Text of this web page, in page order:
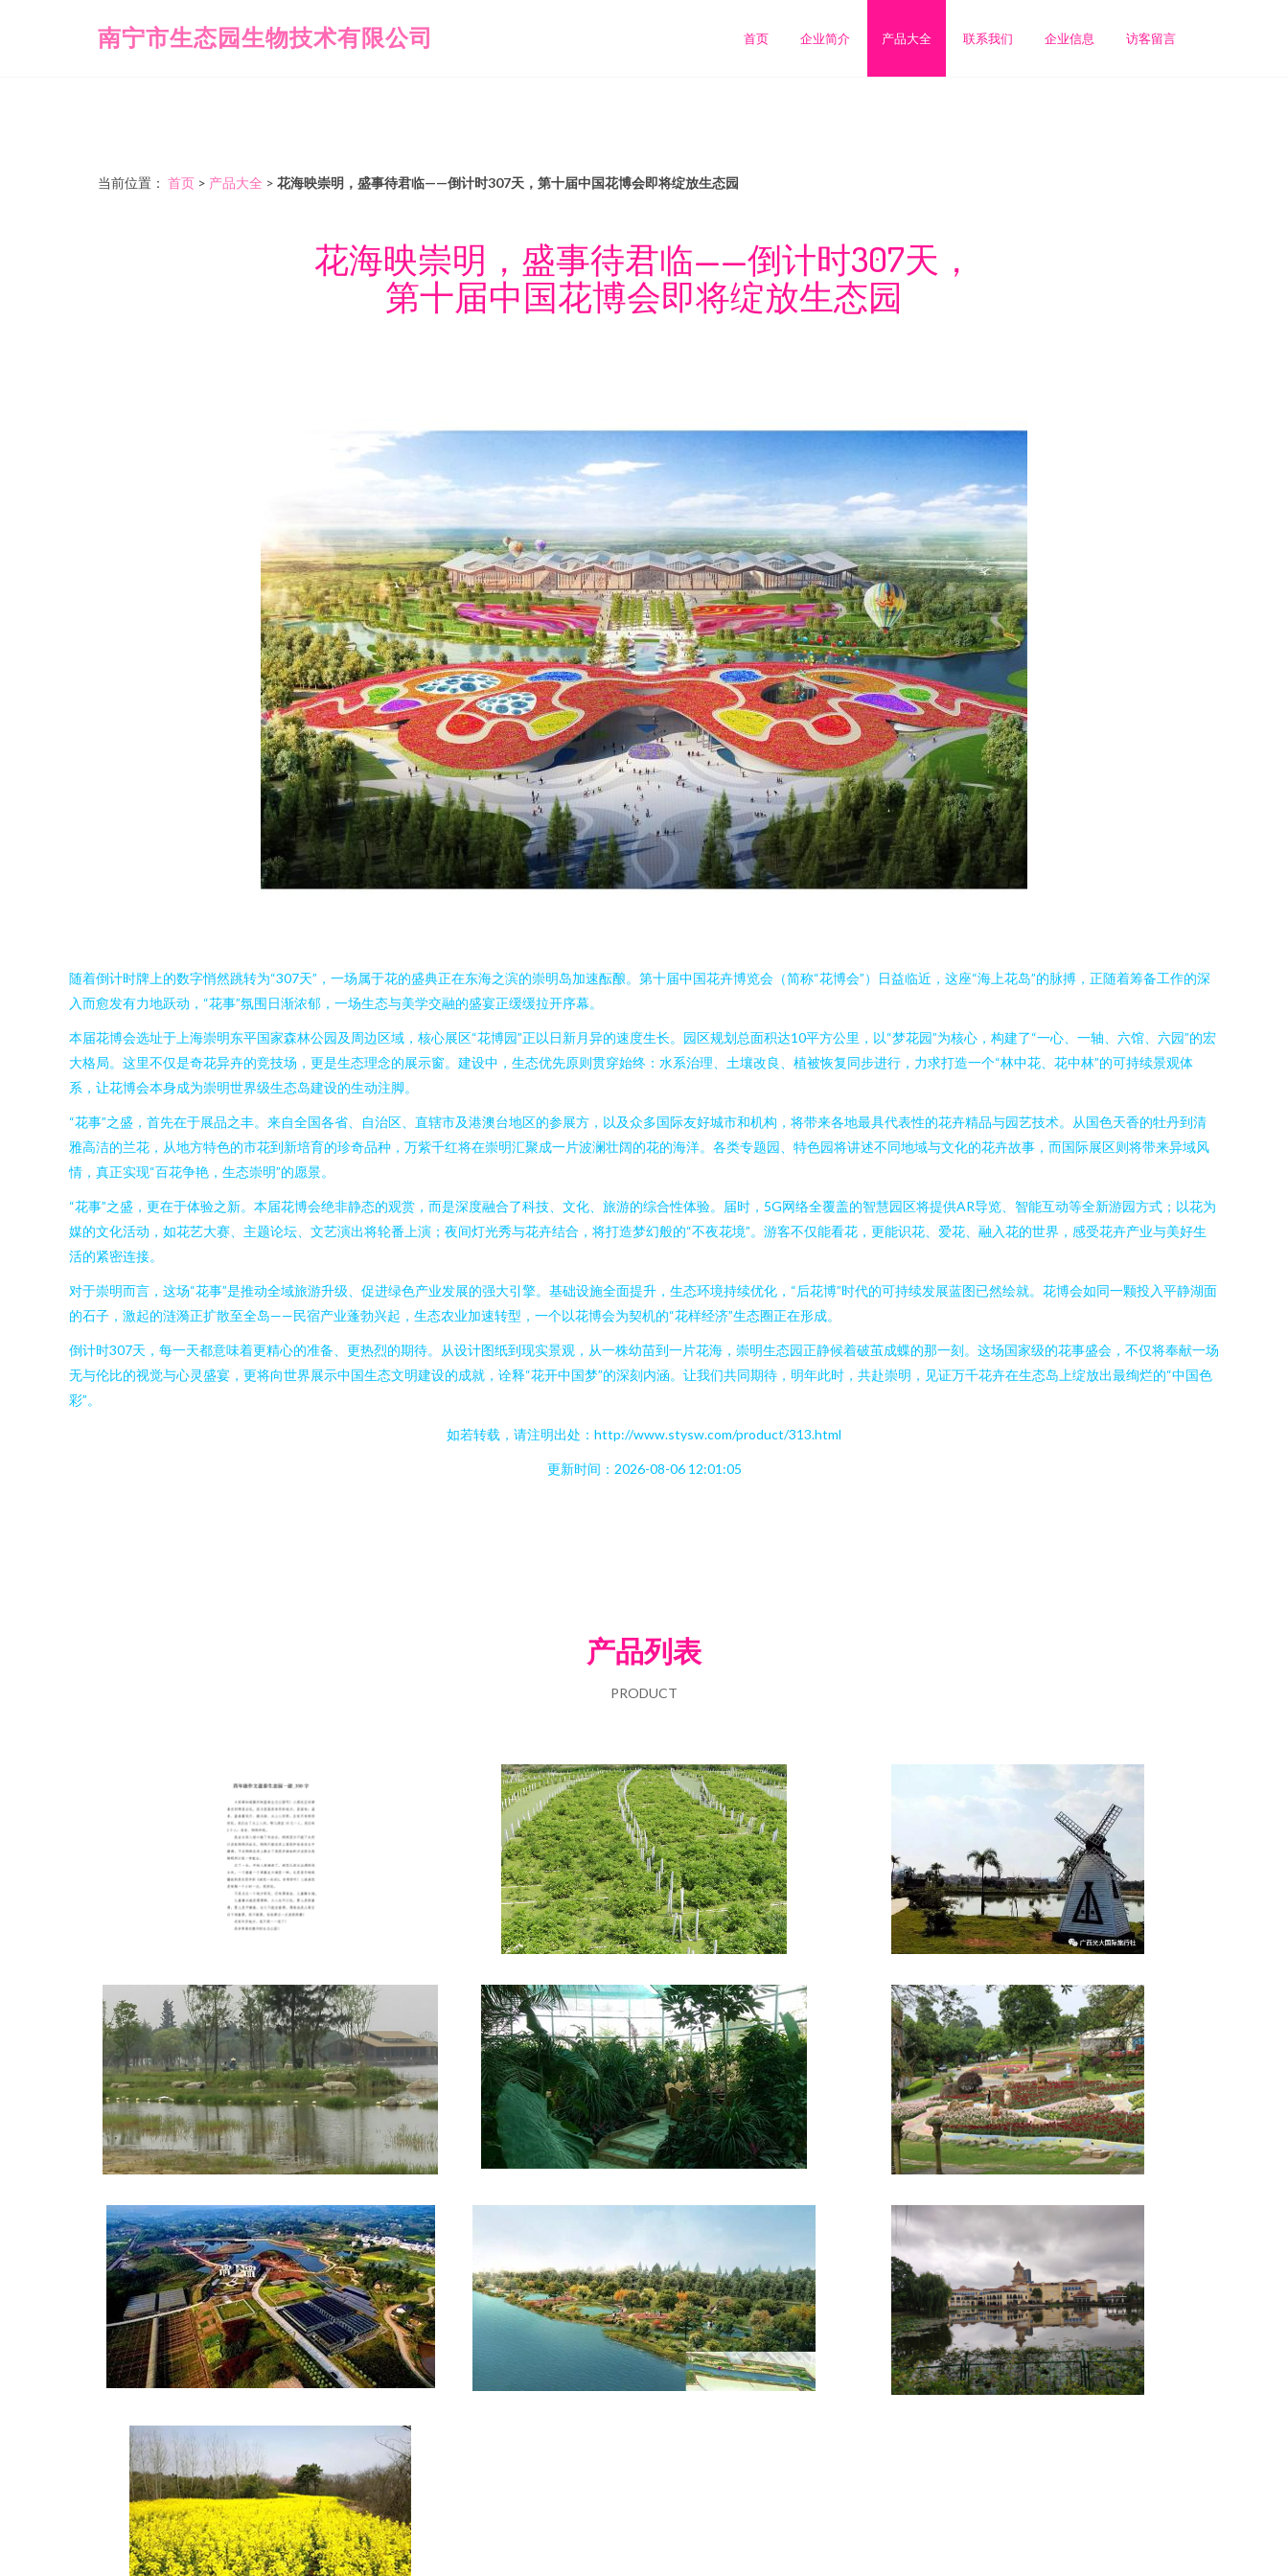
南宁市生态园生物技术有限公司 首页 企业简介 产品大全 联系我们 企业信息 访客留言
当前位置： 首页 > 产品大全 > 花海映崇明，盛事待君临——倒计时307天，第十届中国花博会即将绽放生态园
花海映崇明，盛事待君临——倒计时307天，
第十届中国花博会即将绽放生态园
随着倒计时牌上的数字悄然跳转为“307天”，一场属于花的盛典正在东海之滨的崇明岛加速酝酿。第十届中国花卉博览会（简称“花博会”）日益临近，这座“海上花岛”的脉搏，正随着筹备工作的深
入而愈发有力地跃动，“花事”氛围日渐浓郁，一场生态与美学交融的盛宴正缓缓拉开序幕。
本届花博会选址于上海崇明东平国家森林公园及周边区域，核心展区“花博园”正以日新月异的速度生长。园区规划总面积达10平方公里，以“梦花园”为核心，构建了“一心、一轴、六馆、六园”的宏
大格局。这里不仅是奇花异卉的竞技场，更是生态理念的展示窗。建设中，生态优先原则贯穿始终：水系治理、土壤改良、植被恢复同步进行，力求打造一个“林中花、花中林”的可持续景观体
系，让花博会本身成为崇明世界级生态岛建设的生动注脚。
“花事”之盛，首先在于展品之丰。来自全国各省、自治区、直辖市及港澳台地区的参展方，以及众多国际友好城市和机构，将带来各地最具代表性的花卉精品与园艺技术。从国色天香的牡丹到清
雅高洁的兰花，从地方特色的市花到新培育的珍奇品种，万紫千红将在崇明汇聚成一片波澜壮阔的花的海洋。各类专题园、特色园将讲述不同地域与文化的花卉故事，而国际展区则将带来异域风
情，真正实现“百花争艳，生态崇明”的愿景。
“花事”之盛，更在于体验之新。本届花博会绝非静态的观赏，而是深度融合了科技、文化、旅游的综合性体验。届时，5G网络全覆盖的智慧园区将提供AR导览、智能互动等全新游园方式；以花为
媒的文化活动，如花艺大赛、主题论坛、文艺演出将轮番上演；夜间灯光秀与花卉结合，将打造梦幻般的“不夜花境”。游客不仅能看花，更能识花、爱花、融入花的世界，感受花卉产业与美好生
活的紧密连接。
对于崇明而言，这场“花事”是推动全域旅游升级、促进绿色产业发展的强大引擎。基础设施全面提升，生态环境持续优化，“后花博”时代的可持续发展蓝图已然绘就。花博会如同一颗投入平静湖面
的石子，激起的涟漪正扩散至全岛——民宿产业蓬勃兴起，生态农业加速转型，一个以花博会为契机的“花样经济”生态圈正在形成。
倒计时307天，每一天都意味着更精心的准备、更热烈的期待。从设计图纸到现实景观，从一株幼苗到一片花海，崇明生态园正静候着破茧成蝶的那一刻。这场国家级的花事盛会，不仅将奉献一场
无与伦比的视觉与心灵盛宴，更将向世界展示中国生态文明建设的成就，诠释“花开中国梦”的深刻内涵。让我们共同期待，明年此时，共赴崇明，见证万千花卉在生态岛上绽放出最绚烂的“中国色
彩”。
如若转载，请注明出处：http://www.stysw.com/product/313.html
更新时间：2026-08-06 12:01:05
产品列表
PRODUCT